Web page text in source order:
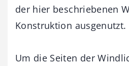
der hier beschriebenen
Konstruktion ausgenutzt.
Um die Seiten der